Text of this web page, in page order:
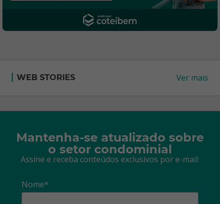
WEB STORIES Ver mais
Mantenha-se atualizado sobre
o setor condominial
Assine e receba conteúdos exclusivos por e-mail:
Nome*